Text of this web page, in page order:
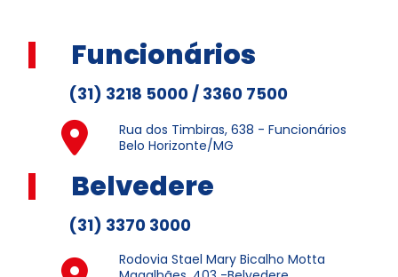
Funcionários
(31) 3218 5000 / 3360 7500
Rua dos Timbiras, 638 - Funcionários
Belo Horizonte/MG
Belvedere
(31) 3370 3000
Rodovia Stael Mary Bicalho Motta